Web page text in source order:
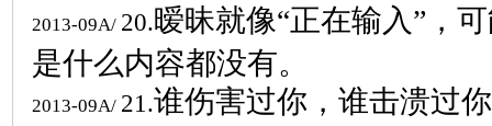
2013-09A/ 20.暧昧就像“正在输入”，
是什么内容都没有。
2013-09A/ 21.谁伤害过你，谁击溃过